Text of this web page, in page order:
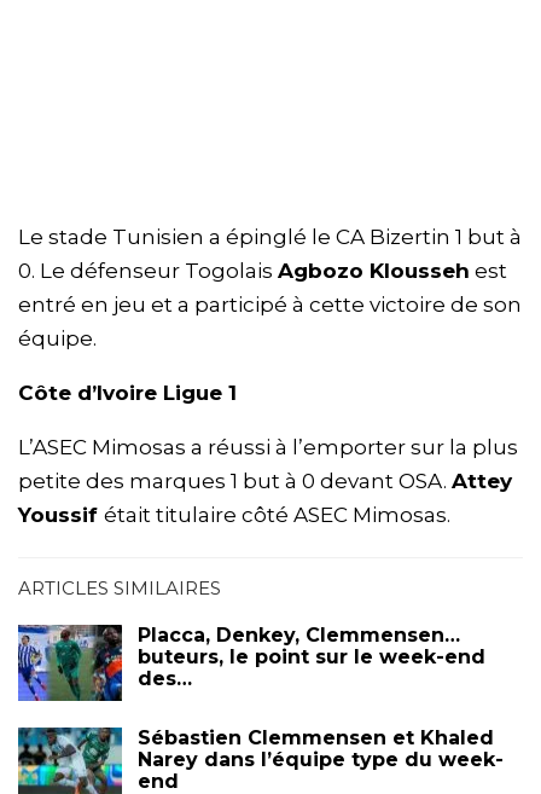
Le stade Tunisien a épinglé le CA Bizertin 1 but à
0. Le défenseur Togolais Agbozo Klousseh est
entré en jeu et a participé à cette victoire de son
équipe.
Côte d’Ivoire Ligue 1
L’ASEC Mimosas a réussi à l’emporter sur la plus
petite des marques 1 but à 0 devant OSA. Attey
Youssif était titulaire côté ASEC Mimosas.
ARTICLES SIMILAIRES
Placca, Denkey, Clemmensen…
buteurs, le point sur le week-end
des…
Sébastien Clemmensen et Khaled
Narey dans l’équipe type du week-
end